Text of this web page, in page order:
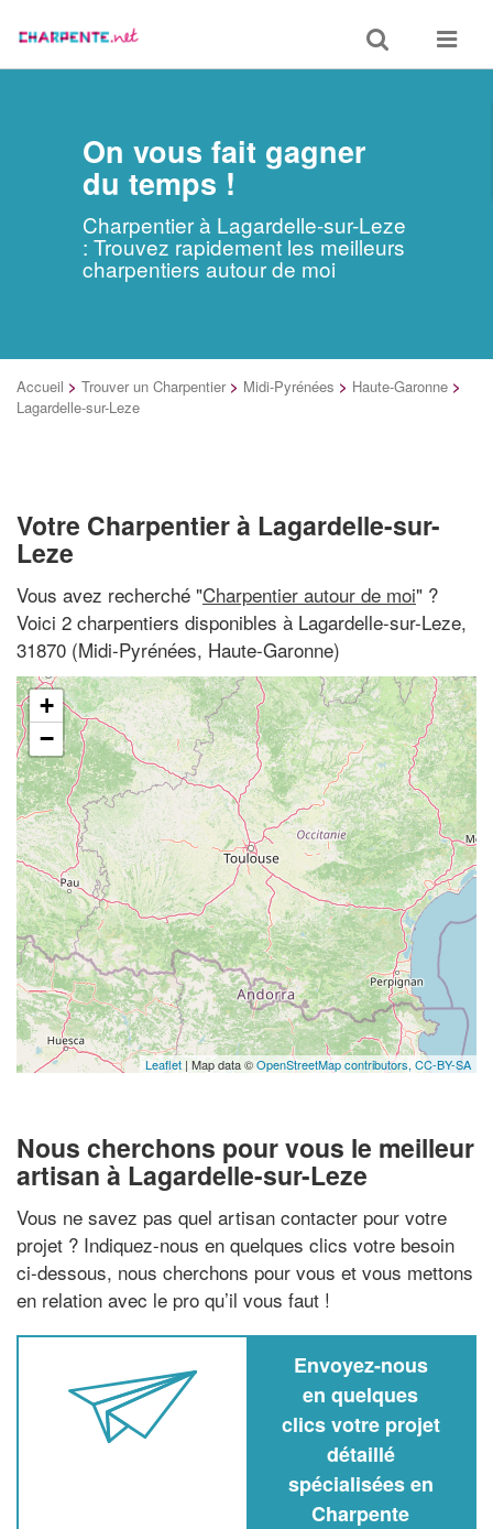
Toggle
search
Toggle
On vous fait gagner
du temps !
Charpentier à Lagardelle-sur-Leze
: Trouvez rapidement les meilleurs
charpentiers autour de moi
Accueil > Trouver un Charpentier > Midi-Pyrénées > Haute-Garonne >
Lagardelle-sur-Leze
Votre Charpentier à Lagardelle-sur-
Leze
Vous avez recherché "Charpentier autour de moi" ?
Voici 2 charpentiers disponibles à Lagardelle-sur-Leze,
31870 (Midi-Pyrénées, Haute-Garonne)
+
−
Leaflet | Map data ©OpenStreetMap contributors, CC-BY-SA
Nous cherchons pour vous le meilleur
artisan à Lagardelle-sur-Leze
Vous ne savez pas quel artisan contacter pour votre
projet ? Indiquez-nous en quelques clics votre besoin
ci-dessous, nous cherchons pour vous et vous mettons
en relation avec le pro qu’il vous faut !
Envoyez-nous
en quelques
clics votre projet
détaillé
spécialisées en
Charpente